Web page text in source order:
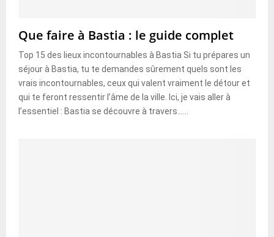
Que faire à Bastia : le guide complet
Top 15 des lieux incontournables à Bastia Si tu prépares un
séjour à Bastia, tu te demandes sûrement quels sont les
vrais incontournables, ceux qui valent vraiment le détour et
qui te feront ressentir l’âme de la ville. Ici, je vais aller à
l’essentiel : Bastia se découvre à travers......